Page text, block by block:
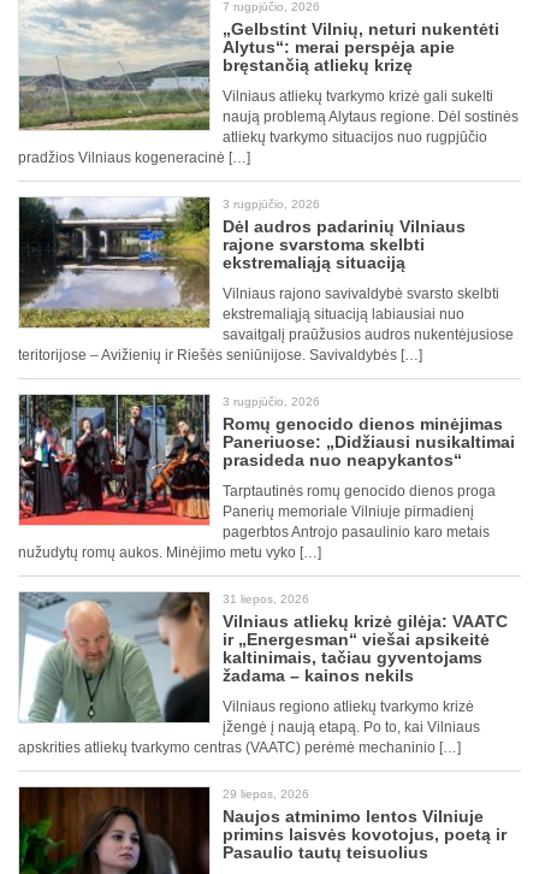
7 rugpjūčio, 2026
„Gelbstint Vilnių, neturi nukentėti
Alytus“: merai perspėja apie
bręstančią atliekų krizę
Vilniaus atliekų tvarkymo krizė gali sukelti
naują problemą Alytaus regione. Dėl sostinės
atliekų tvarkymo situacijos nuo rugpjūčio
pradžios Vilniaus kogeneracinė […]
3 rugpjūčio, 2026
Dėl audros padarinių Vilniaus
rajone svarstoma skelbti
ekstremaliąją situaciją
Vilniaus rajono savivaldybė svarsto skelbti
ekstremaliąją situaciją labiausiai nuo
savaitgalį praūžusios audros nukentėjusiose
teritorijose – Avižienių ir Riešės seniūnijose. Savivaldybės […]
3 rugpjūčio, 2026
Romų genocido dienos minėjimas
Paneriuose: „Didžiausi nusikaltimai
prasideda nuo neapykantos“
Tarptautinės romų genocido dienos proga
Panerių memoriale Vilniuje pirmadienį
pagerbtos Antrojo pasaulinio karo metais
nužudytų romų aukos. Minėjimo metu vyko […]
31 liepos, 2026
Vilniaus atliekų krizė gilėja: VAATC
ir „Energesman“ viešai apsikeitė
kaltinimais, tačiau gyventojams
žadama – kainos nekils
Vilniaus regiono atliekų tvarkymo krizė
įžengė į naują etapą. Po to, kai Vilniaus
apskrities atliekų tvarkymo centras (VAATC) perėmė mechaninio […]
29 liepos, 2026
Naujos atminimo lentos Vilniuje
primins laisvės kovotojus, poetą ir
Pasaulio tautų teisuolius